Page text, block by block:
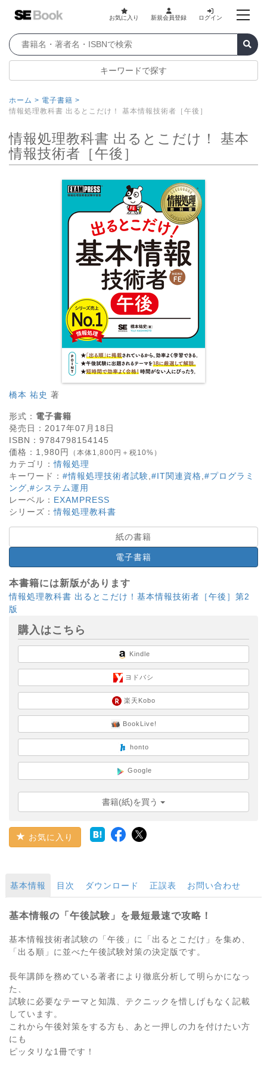
お気に入り 新規会員登録 ログイン
キーワードで探す
ホーム > 電子書籍 >
情報処理教科書 出るとこだけ！ 基本情報技術者［午後］
情報処理教科書 出るとこだけ！ 基本
情報技術者［午後］
橋本 祐史 著
形式： 電子書籍
発売日： 2017年07月18日
ISBN： 9784798154145
価格： 1,980円 （本体1,800円＋税10%）
カテゴリ：情報処理
キーワード： #情報処理技術者試験 #IT関連資格 #プログラミ
ング #システム運用
レーベル： EXAMPRESS
シリーズ：情報処理教科書
紙の書籍
電子書籍
本書籍には新版があります
情報処理教科書 出るとこだけ！基本情報技術者［午後］第2
版
購入はこちら
Kindle
ヨドバシ
楽天Kobo
BookLive!
honto
Google
書籍(紙)を買う
お気に入り
基本情報 目次 ダウンロード 正誤表 お問い合わせ
基本情報の「午後試験」を最短最速で攻略！
基本情報技術者試験の「午後」に「出るとこだけ」を集め、
「出る順」に並べた午後試験対策の決定版です。
長年講師を務めている著者により徹底分析して明らかになっ
た、
試験に必要なテーマと知識、テクニックを惜しげもなく記載
しています。
これから午後対策をする方も、あと一押しの力を付けたい方
にも
ピッタリな1冊です！